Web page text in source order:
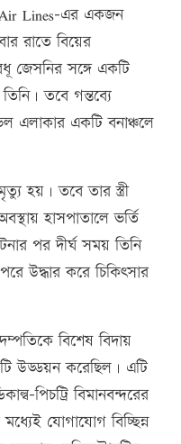
Air Lines–এর একজন
রাতে বিয়ের
জেসনির সঙ্গে একটি
তবে গন্তব্যে
এলাকার একটি বনাঞ্চলে
হয়। তবে তার স্ত্রী
হাসপাতালে ভর্তি
পর দীর্ঘ সময় তিনি
উদ্ধার করে চিকিৎসার
বিশেষ বিদায়
উড্ডয়ন করেছিল। এটি
পিচট্রি বিমানবন্দরের
যোগাযোগ বিচ্ছিন্ন